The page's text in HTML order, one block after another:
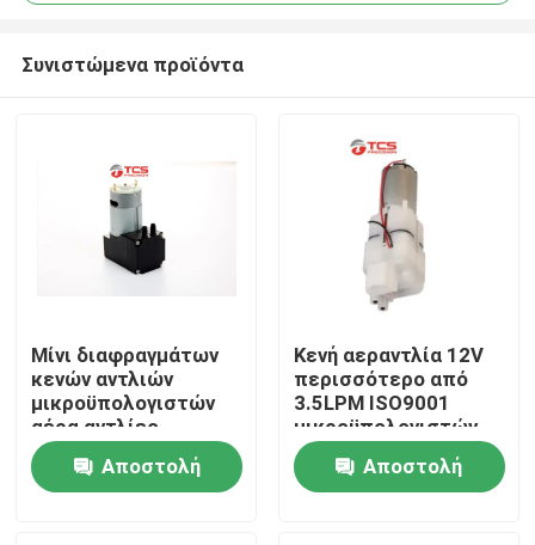
Σπίτι
Προϊόντα
Συνιστώμενα προϊόντα
Μίνι διαφραγμάτων
κενών αντλιών
μικροϋπολογιστών
αέρα αντλίες
ΣΥΝΕΧΩΝ 12V 24V
17W 15LPMΑποστολή
Κενή αεραντλία 12V
περισσότερο από
3.5LPM ISO9001
μικροϋπολογιστών
καθισμάτων
αυτοκινήτων
εγκεκριμένη
Αποστολή